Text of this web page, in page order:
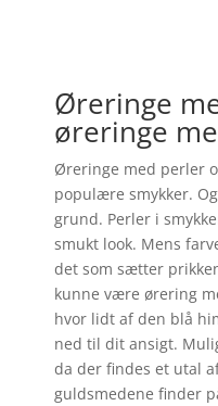
Øreringe
øreringe
Øreringe med perler
populære smykker.
grund. Perler i
smukt look. Mens
det som sætter
kunne være ørering
hvor lidt af den blå
ned til dit ansigt.
da der findes et utal
guldsmedene finder